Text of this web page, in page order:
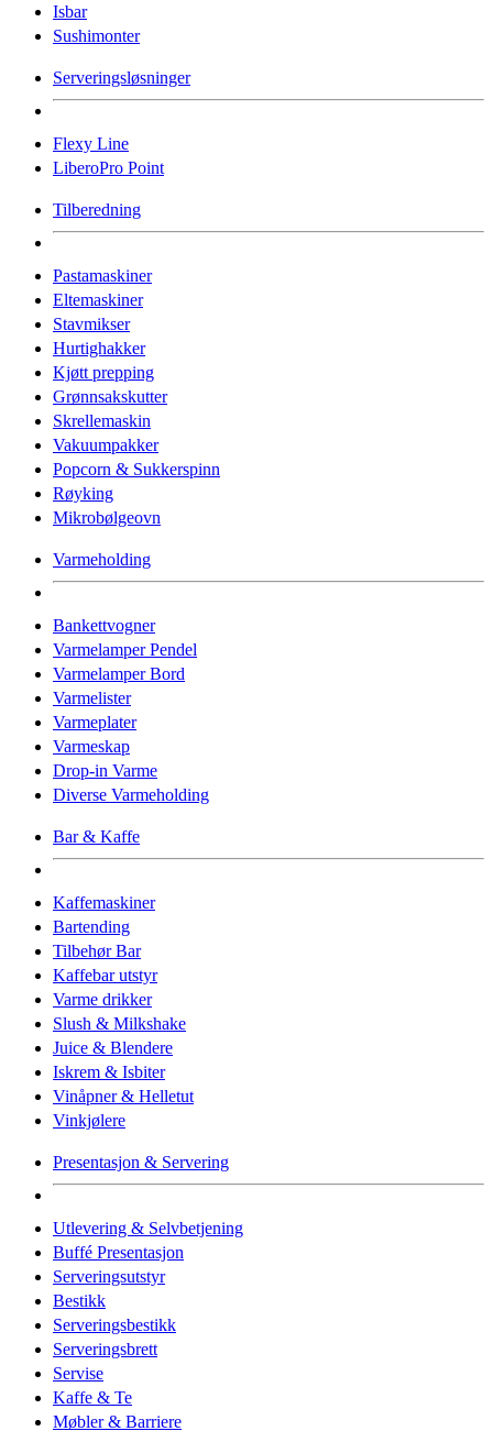
Isbar
Sushimonter
Serveringsløsninger
Flexy Line
LiberoPro Point
Tilberedning
Pastamaskiner
Eltemaskiner
Stavmikser
Hurtighakker
Kjøtt prepping
Grønnsakskutter
Skrellemaskin
Vakuumpakker
Popcorn & Sukkerspinn
Røyking
Mikrobølgeovn
Varmeholding
Bankettvogner
Varmelamper Pendel
Varmelamper Bord
Varmelister
Varmeplater
Varmeskap
Drop-in Varme
Diverse Varmeholding
Bar & Kaffe
Kaffemaskiner
Bartending
Tilbehør Bar
Kaffebar utstyr
Varme drikker
Slush & Milkshake
Juice & Blendere
Iskrem & Isbiter
Vinåpner & Helletut
Vinkjølere
Presentasjon & Servering
Utlevering & Selvbetjening
Buffé Presentasjon
Serveringsutstyr
Bestikk
Serveringsbestikk
Serveringsbrett
Servise
Kaffe & Te
Møbler & Barriere